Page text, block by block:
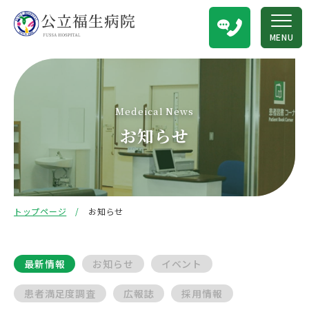
MENU
Medeical News
お知らせ
トップページ お知らせ
最新情報 お知らせ イベント
患者満足度調査 広報誌 採用情報